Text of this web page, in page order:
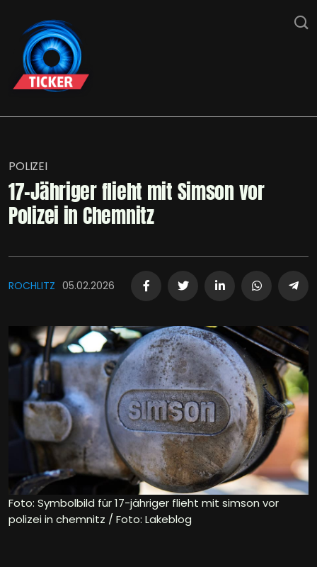
POLIZEI
17-Jähriger flieht mit Simson vor
Polizei in Chemnitz
ROCHLITZ 05.02.2026
Foto: Symbolbild für 17-jähriger flieht mit simson vor
polizei in chemnitz / Foto: Lakeblog